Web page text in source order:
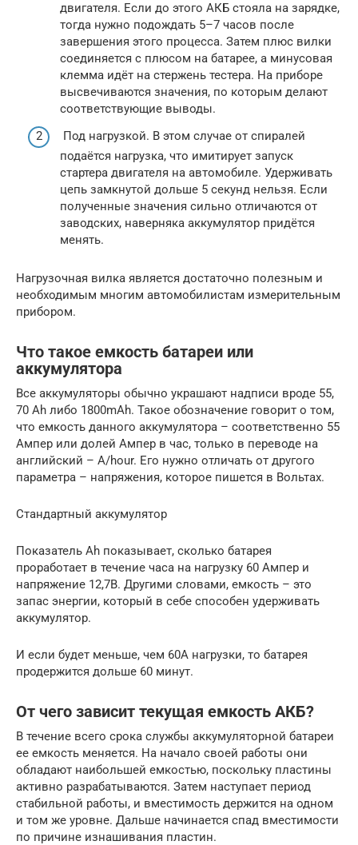
двигателя. Если до этого АКБ стояла на зарядке,
тогда нужно подождать 5–7 часов после
завершения этого процесса. Затем плюс вилки
соединяется с плюсом на батарее, а минусовая
клемма идёт на стержень тестера. На приборе
высвечиваются значения, по которым делают
соответствующие выводы.
Под нагрузкой. В этом случае от спиралей
подаётся нагрузка, что имитирует запуск
стартера двигателя на автомобиле. Удерживать
цепь замкнутой дольше 5 секунд нельзя. Если
полученные значения сильно отличаются от
заводских, наверняка аккумулятор придётся
менять.
Нагрузочная вилка является достаточно полезным и
необходимым многим автомобилистам измерительным
прибором.
Что такое емкость батареи или
аккумулятора
Все аккумуляторы обычно украшают надписи вроде 55,
70 Ah либо 1800mAh. Такое обозначение говорит о том,
что емкость данного аккумулятора – соответственно 55
Ампер или долей Ампер в час, только в переводе на
английский – A/hour. Его нужно отличать от другого
параметра – напряжения, которое пишется в Вольтах.
Стандартный аккумулятор
Показатель Ah показывает, сколько батарея
проработает в течение часа на нагрузку 60 Ампер и
напряжение 12,7В. Другими словами, емкость – это
запас энергии, который в себе способен удерживать
аккумулятор.
И если будет меньше, чем 60А нагрузки, то батарея
продержится дольше 60 минут.
От чего зависит текущая емкость АКБ?
В течение всего срока службы аккумуляторной батареи
ее емкость меняется. На начало своей работы они
обладают наибольшей емкостью, поскольку пластины
активно разрабатываются. Затем наступает период
стабильной работы, и вместимость держится на одном
и том же уровне. Дальше начинается спад вместимости
по причине изнашивания пластин.